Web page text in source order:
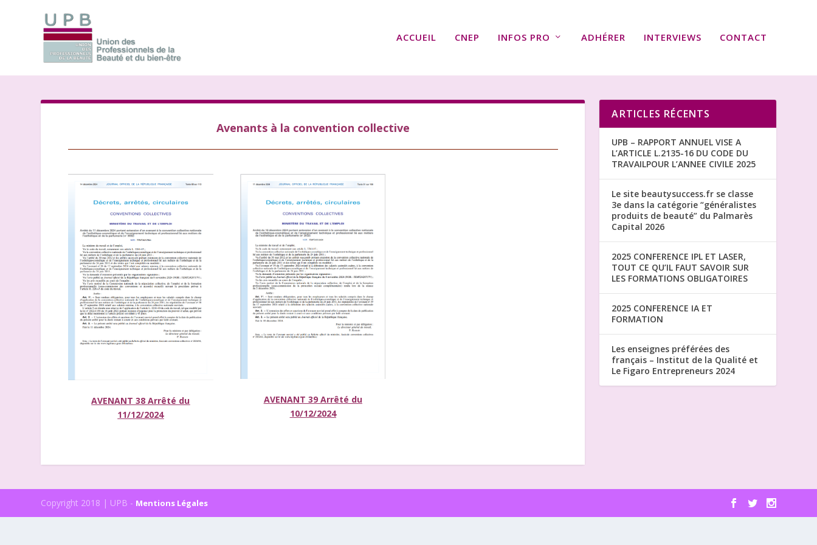
ACCUEIL CNEP INFOS PRO ADHÉRER INTERVIEWS CONTACT
Avenants à la convention collective
AVENANT 38Arrêté du
11/12/2024
AVENANT 39 Arrêté du
10/12/2024
ARTICLES RÉCENTS
UPB – RAPPORT ANNUEL VISE A
L’ARTICLE L.2135-16 DU CODE DU
TRAVAILPOUR L’ANNEE CIVILE 2025
Le site beautysuccess.fr se classe
3e dans la catégorie “généralistes
produits de beauté” du Palmarès
Capital 2026
2025 CONFERENCE IPL ET LASER,
TOUT CE QU’IL FAUT SAVOIR SUR
LES FORMATIONS OBLIGATOIRES
2025 CONFERENCE IA ET
FORMATION
Les enseignes préférées des
français – Institut de la Qualité et
Le Figaro Entrepreneurs 2024
Copyright 2018 | UPB - Mentions Légales